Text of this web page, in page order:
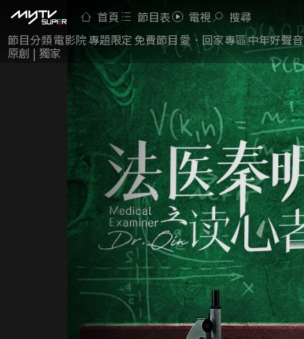
首頁 節目表 電視 搜尋
節目分類電影院專題限定免費節目 愛．回家專區中年好聲音
原創 | 獨家